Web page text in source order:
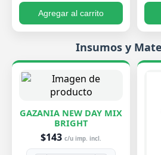
Agregar al carrito
Insumos y
GAZANIA NEW DAY MIX
BRIGHT
$143 c/u imp. incl.